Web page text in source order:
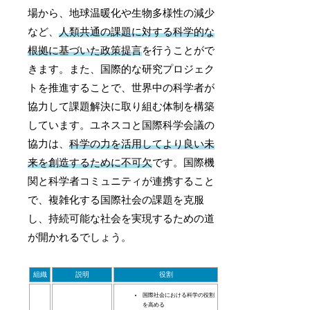
場から、地球温暖化や生物多様性の減少
など、人類共通の課題に対する科学的な
根拠に基づいた政策提言を行うことがで
きます。また、国際的な研究プロジェク
トを推進することで、世界中の科学者が
協力して課題解決に取り組む体制を構築
しています。ユネスコと国際科学会議の
協力は、科学の力を活用してより良い未
来を創造するために不可欠です。国際機
関と科学者コミュニティが連携すること
で、複雑化する国際社会の課題を克服
し、持続可能な社会を実現するための道
が開かれるでしょう。
組織 説明 役割
国際社会における科学の役割
を高める